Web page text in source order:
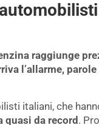
raggiunge
l’allarme,
italiani, che
quasi da record.